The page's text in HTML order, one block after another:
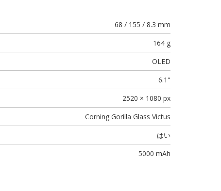
68 / 155 / 8.3 mm
164 g
OLED
6.1"
2520 × 1080 px
Corning Gorilla Glass Victus
はい
5000 mAh